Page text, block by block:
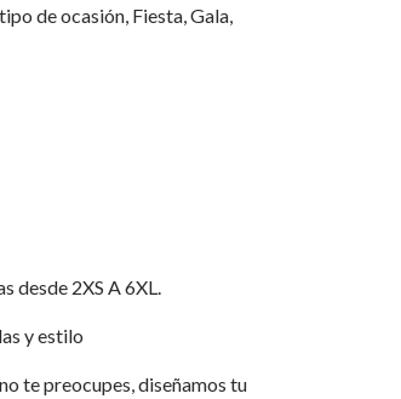
de ocasión, Fiesta, Gala,
2XS A 6XL.
y estilo
te preocupes, diseñamos tu